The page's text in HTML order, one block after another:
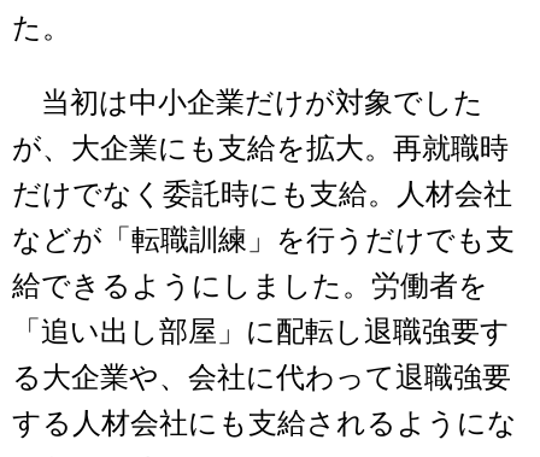
た。
当初は中小企業だけが対象でした
が、大企業にも支給を拡大。再就職時
だけでなく委託時にも支給。人材会社
などが「転職訓練」を行うだけでも支
給できるようにしました。労働者を
「追い出し部屋」に配転し退職強要す
る大企業や、会社に代わって退職強要
する人材会社にも支給されるようにな